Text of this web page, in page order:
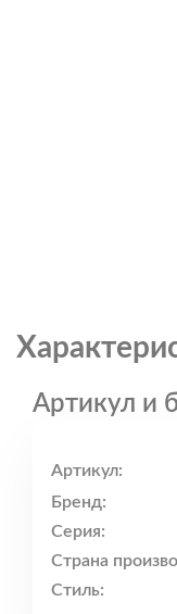
Артикул и
Артикул:
Бренд:
Серия:
Страна
Стиль: